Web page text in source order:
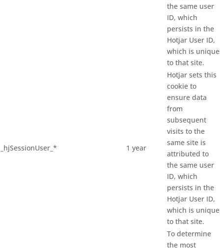
the same user
ID, which
persists in the
Hotjar User ID,
which is unique
to that site.
_hjSessionUser_* 1 year
Hotjar sets this
cookie to
ensure data
from
subsequent
visits to the
same site is
attributed to
the same user
ID, which
persists in the
Hotjar User ID,
which is unique
to that site.
To determine
the most